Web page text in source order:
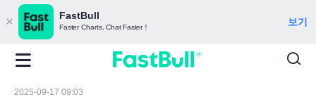
FastBull
Faster Charts, Chat Faster！ 보기
2025-09-17 09:03